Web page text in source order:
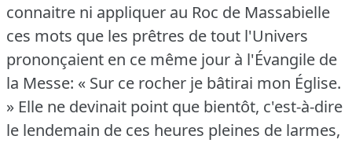
connaitre ni appliquer au Roc de Massabielle
ces mots que les prêtres de tout l'Univers
prononçaient en ce même jour à l'Évangile de
la Messe: « Sur ce rocher je bâtirai mon Église.
» Elle ne devinait point que bientôt, c'est-à-dire
le lendemain de ces heures pleines de larmes,